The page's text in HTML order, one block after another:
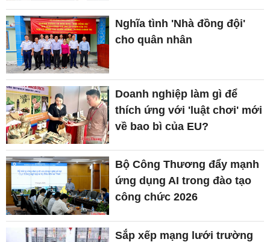
Nghĩa tình 'Nhà đồng đội'
cho quân nhân
Doanh nghiệp làm gì để
thích ứng với 'luật chơi' mới
về bao bì của EU?
Bộ Công Thương đẩy mạnh
ứng dụng AI trong đào tạo
công chức 2026
Sắp xếp mạng lưới trường